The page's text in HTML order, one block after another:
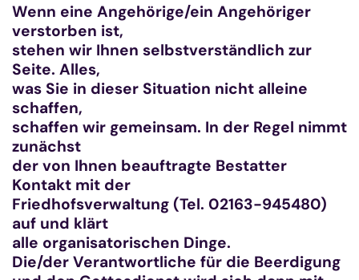
Wenn eine Angehörige/ein Angehöriger
verstorben ist,
stehen wir Ihnen selbstverständlich zur
Seite. Alles,
was Sie in dieser Situation nicht alleine
schaffen,
schaffen wir gemeinsam. In der Regel nimmt
zunächst
der von Ihnen beauftragte Bestatter
Kontakt mit der
Friedhofsverwaltung (Tel. 02163-945480)
auf und klärt
alle organisatorischen Dinge.
Die/der Verantwortliche für die Beerdigung